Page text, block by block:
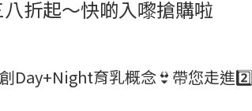
折起～快啲入嚟搶購啦
Day+Night育乳概念👙帶您走進